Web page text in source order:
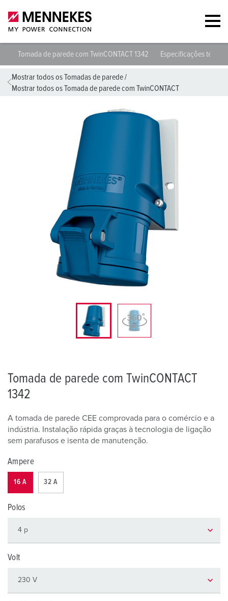
Tomada de parede com TwinCONTACT 1342 Especificações
Mostrar todos os Tomadas de parede/
Mostrar todos os Tomada de parede com TwinCONTACT
Tomada de parede com TwinCONTACT
1342
A tomada de parede CEE comprovada para o comércio e a
indústria. Instalação rápida graças à tecnologia de ligação
sem parafusos e isenta de manutenção.
Ampere
16 A 32 A
Polos
Volt